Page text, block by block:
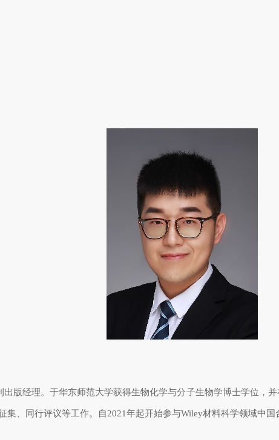
版经理。于华东师范大学获得生物化学与分子生物学博士学位，
集、同行评议等工作。自2021年起开始参与Wiley材料科学领域中国